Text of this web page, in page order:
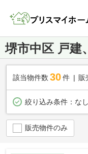
堺市中区 戸建
該当物件数 30件 販
絞り込み条件： なし
販売物件のみ